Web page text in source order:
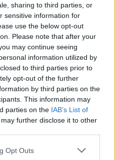
sharing to third parties, or
sensitive information for
use the below opt-out
Please note that after your
may continue seeing
information utilized by
to third parties prior to
opt-out of the further
by third parties on the
This information may
parties on the IAB’s List of
further disclose it to other
Opt Outs
utca